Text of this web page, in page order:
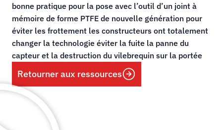
bonne pratique pour la pose avec l’outil d’un joint à
mémoire de forme PTFE de nouvelle génération pour
éviter les frottement les constructeurs ont totalement
changer la technologie éviter la fuite la panne du
capteur et la destruction du vilebrequin sur la portée
Retourner aux ressources